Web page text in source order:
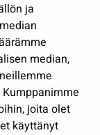
ja
median,
joita olet
käyttänyt